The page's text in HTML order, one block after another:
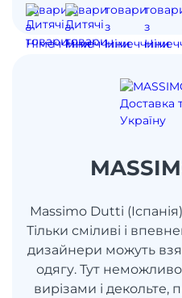
Massimo Dutti
Тільки сміливі і
дизайнери можуть
одягу. Тут
вирізами і